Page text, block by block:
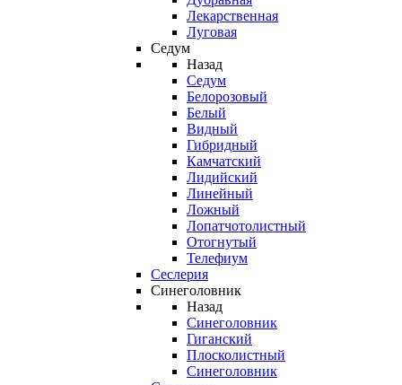
Лекарственная
Луговая
Седум
Назад
Седум
Белорозовый
Белый
Видный
Гибридный
Камчатский
Лидийский
Линейный
Ложный
Лопатчотолистный
Отогнутый
Телефиум
Сеслерия
Синеголовник
Назад
Синеголовник
Гиганский
Плосколистный
Синеголовник